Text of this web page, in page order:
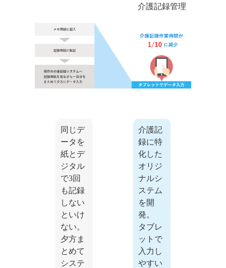
介護記録管理
同じデ
ータを
紙とデ
ジタル
で3回
も記録
しない
といけ
ない。
夕方ま
とめて
システ
介護記
録に特
化した
オリジ
ナルシ
ステム
を開
発。
タブレ
ットで
入力し
やすい